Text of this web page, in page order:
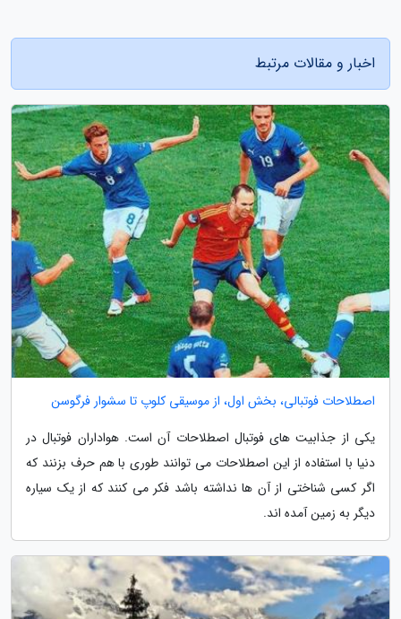
اخبار و مقالات مرتبط
اصطلاحات فوتبالی، بخش اول، از موسیقی کلوپ تا سشوار فرگوسن
یکی از جذابیت های فوتبال اصطلاحات آن است. هواداران فوتبال در
دنیا با استفاده از این اصطلاحات می توانند طوری با هم حرف بزنند که
اگر کسی شناختی از آن ها نداشته باشد فکر می کنند که از یک سیاره
دیگر به زمین آمده اند.